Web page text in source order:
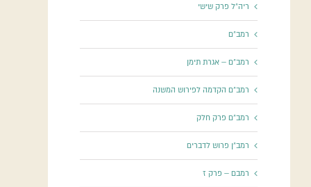
ריה"ל פרק שישי
רמב"ם
רמב"ם – אגרת תימן
רמב"ם הקדמה לפירוש המשנה
רמב"ם פרק חלק
רמב"ן פרוש לדברים
רמבם – פרק ז